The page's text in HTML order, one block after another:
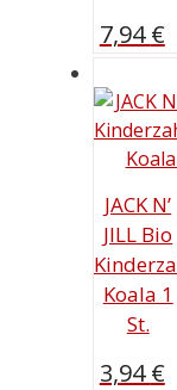
7,94€
JACK N’
JILL Bio
Koala 1
St.
3,94€